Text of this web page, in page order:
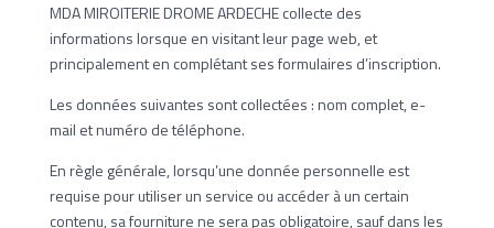
MDA MIROITERIE DROME ARDECHE collecte des
informations lorsque en visitant leur page web, et
principalement en complétant ses formulaires d’inscription.
Les données suivantes sont collectées : nom complet, e-
mail et numéro de téléphone.
En règle générale, lorsqu’une donnée personnelle est
requise pour utiliser un service ou accéder à un certain
contenu, sa fourniture ne sera pas obligatoire, sauf dans les